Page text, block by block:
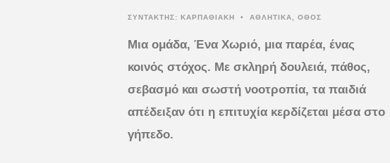
ΣΥΝΤΆΚΤΗΣ: ΚΑΡΠΑΘΙΑΚΗ • ΑΘΛΗΤΙΚΑ ΟΘΟΣ
Μια ομάδα, Ένα Χωριό, μια παρέα, ένας
κοινός στόχος. Με σκληρή δουλειά, πάθος,
σεβασμό και σωστή νοοτροπία, τα παιδιά
απέδειξαν ότι η επιτυχία κερδίζεται μέσα στο
γήπεδο.